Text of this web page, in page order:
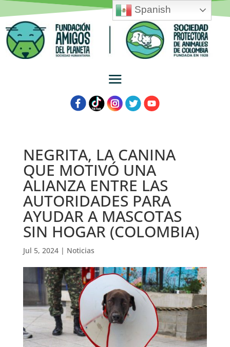
NEGRITA, LA CANINA
QUE MOTIVÓ UNA
ALIANZA ENTRE LAS
AUTORIDADES PARA
AYUDAR A MASCOTAS
SIN HOGAR (COLOMBIA)
Jul 5, 2024| Noticias
Spanish